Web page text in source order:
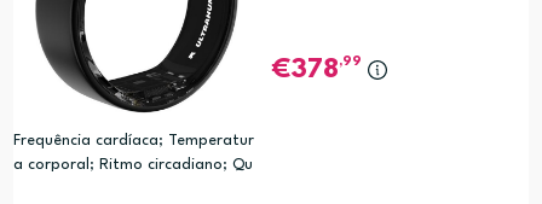
Frequência cardíaca; Temperatur
a corporal; Ritmo circadiano; Qu
378,99